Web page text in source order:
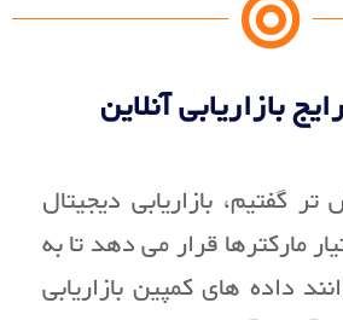
گفتیم، بازاریابی دیجیتال
مارکترها قرار می دهد تا به
داده های کمپین بازاریابی